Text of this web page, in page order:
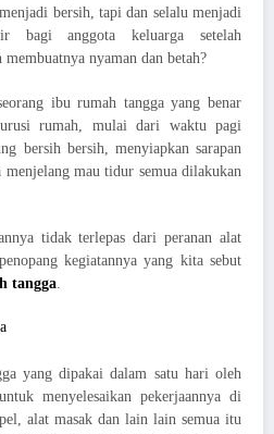
bersih, tapi dan selalu menjadi
bagi anggota keluarga setelah
nyaman dan betah?
ibu rumah tangga yang benar
rumah, mulai dari waktu pagi
bersih bersih, menyiapkan sarapan
mau tidur semua dilakukan
tidak terlepas dari peranan alat
kegiatannya yang kita sebut
tangga
yang dipakai dalam satu hari oleh
menyelesaikan pekerjaannya di
alat masak dan lain lain semua itu